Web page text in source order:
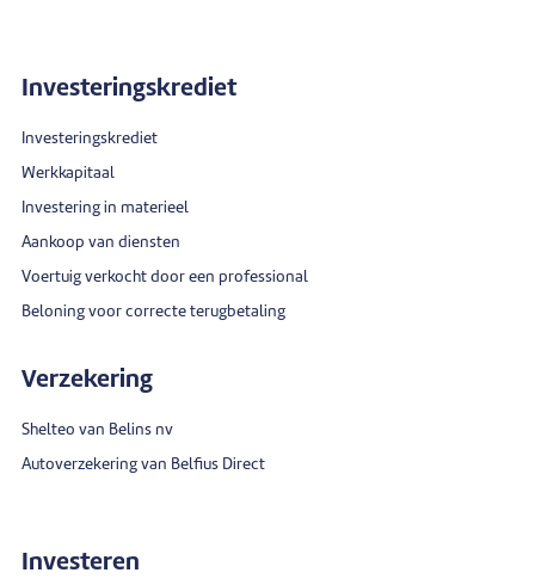
Investeringskrediet
Investeringskrediet
Werkkapitaal
Investering in materieel
Aankoop van diensten
Voertuig verkocht door een professional
Beloning voor correcte terugbetaling
Verzekering
Shelteo van Belins nv
Autoverzekering van Belfius Direct
Investeren